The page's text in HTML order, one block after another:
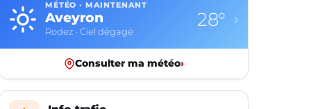
MÉTÉO · MAINTENANT
Aveyron
Rodez · Ciel dégagé
28° ›
Consulter ma météo›